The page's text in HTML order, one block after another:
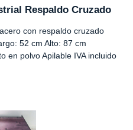
Respaldo Cruzado
con respaldo cruzado
52 cm Alto: 87 cm
en polvo Apilable IVA incluido